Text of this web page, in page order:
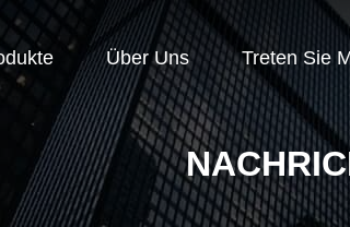
Über Uns Treten Sie